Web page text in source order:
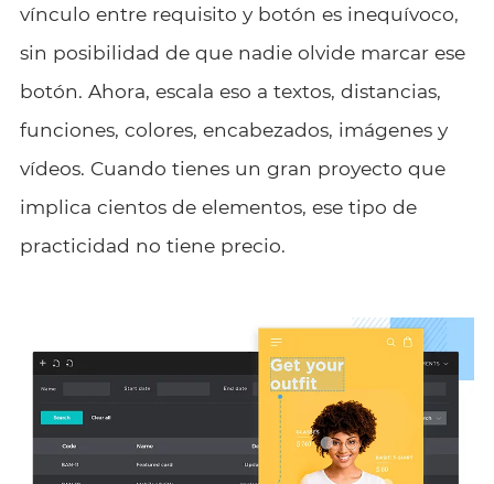
vínculo entre requisito y botón es inequívoco,
sin posibilidad de que nadie olvide marcar ese
botón. Ahora, escala eso a textos, distancias,
funciones, colores, encabezados, imágenes y
vídeos. Cuando tienes un gran proyecto que
implica cientos de elementos, ese tipo de
practicidad no tiene precio.